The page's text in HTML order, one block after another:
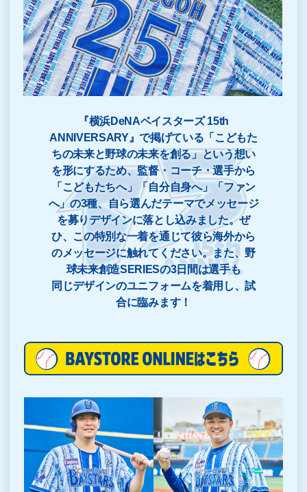
『横浜DeNAベイスターズ 15th
ANNIVERSARY』で掲げている「こどもた
ちの未来と野球の未来を創る」という想い
を形にするため、監督・コーチ・選手から
「こどもたちへ」「自分自身へ」「ファン
へ」の3種、自ら選んだテーマでメッセージ
を募りデザインに落とし込みました。ぜ
ひ、この特別な一着を通じて彼ら海外から
のメッセージに触れてください。また、野
球未来創造SERIESの3日間は選手も
同じデザインのユニフォームを着用し、試
合に臨みます！